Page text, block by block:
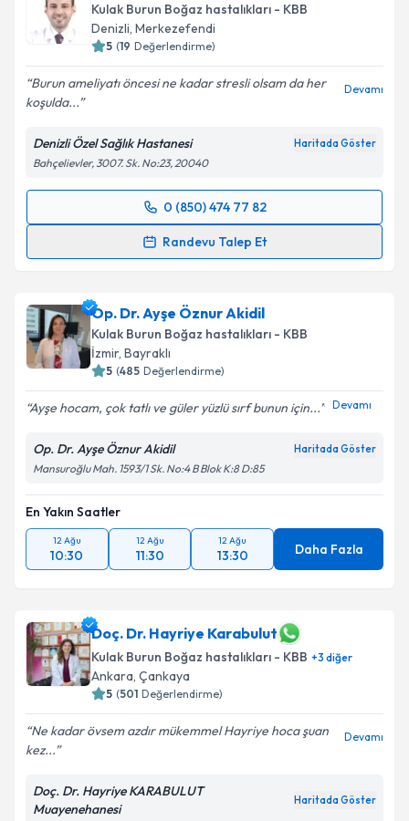
Kulak Burun Boğaz hastalıkları - KBB
Denizli, Merkezefendi
5 (19 Değerlendirme)
Burun ameliyatı öncesi ne kadar stresli olsam da her
koşulda...
Devamı
Denizli Özel Sağlık Hastanesi Haritada Göster
Bahçelievler, 3007. Sk. No:23, 20040
0 (850) 474 77 82
Randevu Talep Et
Randevu Takvimi Talebi
takvim hazırlandığında e-posta ile bilgilendireceğiz.
E-posta Adresiniz
Kişisel verilerimin işlenmesine ilişkin
Metni'ni okudum ve kişisel verilerimin belirtilen
kapsamda işlenmesini kabul ediyorum.
Takvim Talebini Gönder
Op. Dr. Ayşe Öznur Akidil
Kulak Burun Boğaz hastalıkları - KBB
İzmir, Bayraklı
5 (485 Değerlendirme)
Ayşe hocam, çok tatlı ve güler yüzlü sırf bunun için... Devamı
Op. Dr. Ayşe Öznur Akidil Haritada Göster
Mansuroğlu Mah. 1593/1 Sk. No:4 B Blok K:8 D:85
En Yakın Saatler
12 Ağu
10:30
12 Ağu
11:30
12 Ağu
13:30 Daha Fazla
Doç. Dr. Hayriye Karabulut
Kulak Burun Boğaz hastalıkları - KBB +3 diğer
Ankara, Çankaya
5 (501 Değerlendirme)
Ne kadar övsem azdır mükemmel Hayriye hoca şuan
kez...
Devamı
Doç. Dr. Hayriye KARABULUT
Muayenehanesi
Haritada Göster